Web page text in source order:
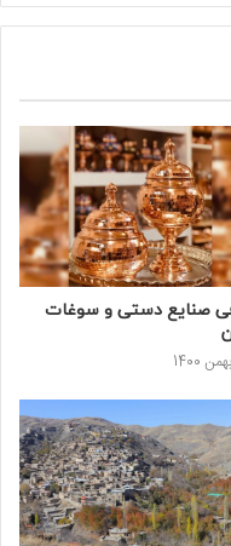
صنایع دستی و سوغات